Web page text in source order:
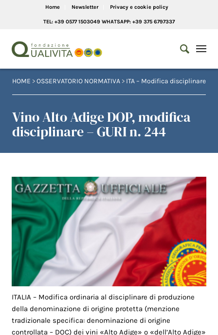
Home Newsletter Privacy e cookie policy
TEL: +39 0577 1503049 WHATSAPP: +39 375 6797337
HOME >OSSERVATORIO NORMATIVA > ITA – Modifica disciplinare
Vino Alto Adige DOP, modifica
disciplinare – GURI n. 244
ITALIA – Modifica ordinaria al disciplinare di produzione
della denominazione di origine protetta (menzione
tradizionale specifica: denominazione di origine
controllata – DOC) dei vini «Alto Adige» o «dell’Alto Adige»